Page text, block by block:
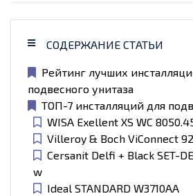
СОДЕРЖАНИЕ СТАТЬИ
Рейтинг лучших
подвесного унитаза
ТОП-7 инсталляций для
WISA Exellent XS WC
Villeroy & Boch ViConnect
Cersanit Delfi + Black SET-
w
Ideal STANDARD W3710AA